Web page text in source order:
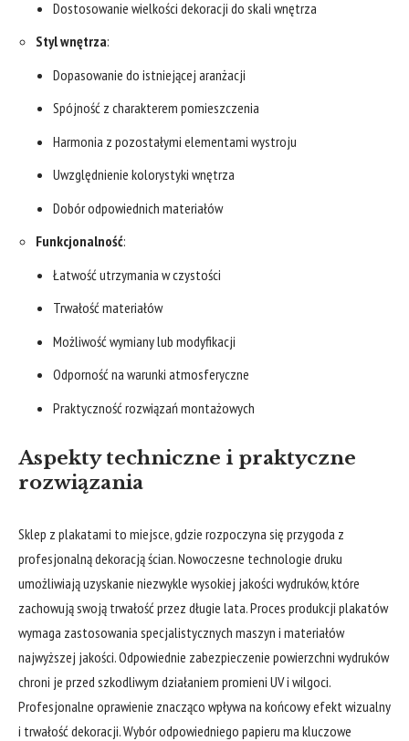
Dostosowanie wielkości dekoracji do skali wnętrza
Styl wnętrza:
Dopasowanie do istniejącej aranżacji
Spójność z charakterem pomieszczenia
Harmonia z pozostałymi elementami wystroju
Uwzględnienie kolorystyki wnętrza
Dobór odpowiednich materiałów
Funkcjonalność:
Łatwość utrzymania w czystości
Trwałość materiałów
Możliwość wymiany lub modyfikacji
Odporność na warunki atmosferyczne
Praktyczność rozwiązań montażowych
Aspekty techniczne i praktyczne
rozwiązania
Sklep z plakatami to miejsce, gdzie rozpoczyna się przygoda z
profesjonalną dekoracją ścian. Nowoczesne technologie druku
umożliwiają uzyskanie niezwykle wysokiej jakości wydruków, które
zachowują swoją trwałość przez długie lata. Proces produkcji plakatów
wymaga zastosowania specjalistycznych maszyn i materiałów
najwyższej jakości. Odpowiednie zabezpieczenie powierzchni wydruków
chroni je przed szkodliwym działaniem promieni UV i wilgoci.
Profesjonalne oprawienie znacząco wpływa na końcowy efekt wizualny
i trwałość dekoracji. Wybór odpowiedniego papieru ma kluczowe